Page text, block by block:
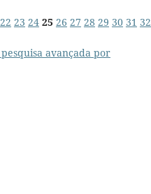
22 23 24 25 26 27 28 29 30 31 32
avançada por